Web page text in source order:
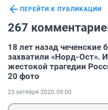
ПЕРЕЙТИ К ПУБЛИКАЦИИ
267
18 лет назад чеченские
захватили «Норд-Ост».
жестокой трагедии
20 фото
23 октября 2020, 09:00